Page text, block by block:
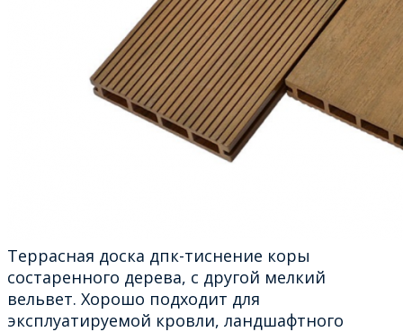
Террасная доска дпк-тиснение коры
состаренного дерева, с другой мелкий
вельвет. Хорошо подходит для
эксплуатируемой кровли, ландшафтного